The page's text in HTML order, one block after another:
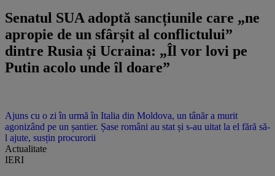
Senatul SUA adoptă sancțiunile care „ne
apropie de un sfârșit al conflictului”
dintre Rusia și Ucraina: „Îl vor lovi pe
Putin acolo unde îl doare”
Ajuns cu o zi în urmă în Italia din Moldova, un tânăr a murit
agonizând pe un șantier. Șase români au stat și s-au uitat la el fără să-
l ajute, susțin procurorii
Actualitate
IERI